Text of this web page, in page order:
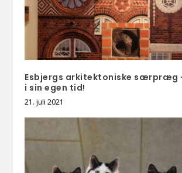
Esbjergs arkitektoniske særpræg
i sin egen tid!
21. juli 2021